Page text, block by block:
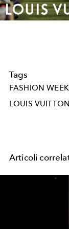
Tags
FASHION WEEK
LOUIS VUITTON
Articoli